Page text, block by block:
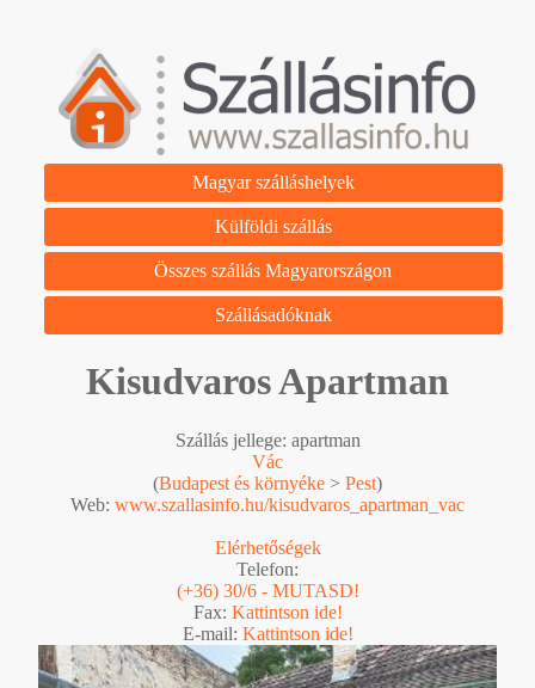
Magyar szálláshelyek
Külföldi szállás
Összes szállás Magyarországon
Szállásadóknak
Kisudvaros Apartman
Szállás jellege: apartman
Vác
(Budapest és környéke > Pest)
Web: www.szallasinfo.hu/kisudvaros_apartman_vac
Elérhetőségek
Telefon:
(+36) 30/6 - MUTASD!
Fax: Kattintson ide!
E-mail: Kattintson ide!